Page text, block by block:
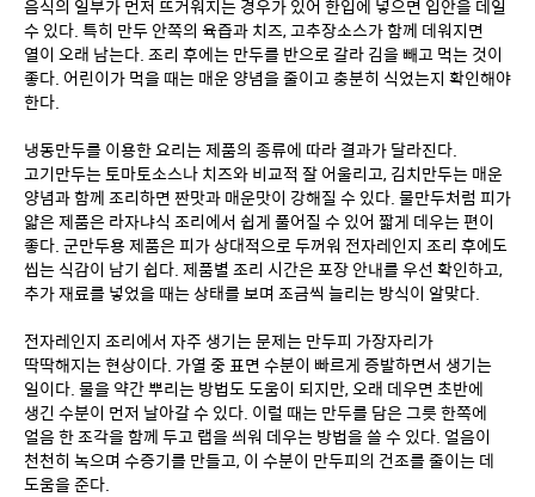
음식의 일부가 먼저 뜨거워지는 경우가 있어 한입에 넣으면 입안을 데일
수 있다. 특히 만두 안쪽의 육즙과 치즈, 고추장소스가 함께 데워지면
열이 오래 남는다. 조리 후에는 만두를 반으로 갈라 김을 빼고 먹는 것이
좋다. 어린이가 먹을 때는 매운 양념을 줄이고 충분히 식었는지 확인해야
한다.
냉동만두를 이용한 요리는 제품의 종류에 따라 결과가 달라진다.
고기만두는 토마토소스나 치즈와 비교적 잘 어울리고, 김치만두는 매운
양념과 함께 조리하면 짠맛과 매운맛이 강해질 수 있다. 물만두처럼 피가
얇은 제품은 라자냐식 조리에서 쉽게 풀어질 수 있어 짧게 데우는 편이
좋다. 군만두용 제품은 피가 상대적으로 두꺼워 전자레인지 조리 후에도
씹는 식감이 남기 쉽다. 제품별 조리 시간은 포장 안내를 우선 확인하고,
추가 재료를 넣었을 때는 상태를 보며 조금씩 늘리는 방식이 알맞다.
전자레인지 조리에서 자주 생기는 문제는 만두피 가장자리가
딱딱해지는 현상이다. 가열 중 표면 수분이 빠르게 증발하면서 생기는
일이다. 물을 약간 뿌리는 방법도 도움이 되지만, 오래 데우면 초반에
생긴 수분이 먼저 날아갈 수 있다. 이럴 때는 만두를 담은 그릇 한쪽에
얼음 한 조각을 함께 두고 랩을 씌워 데우는 방법을 쓸 수 있다. 얼음이
천천히 녹으며 수증기를 만들고, 이 수분이 만두피의 건조를 줄이는 데
도움을 준다.